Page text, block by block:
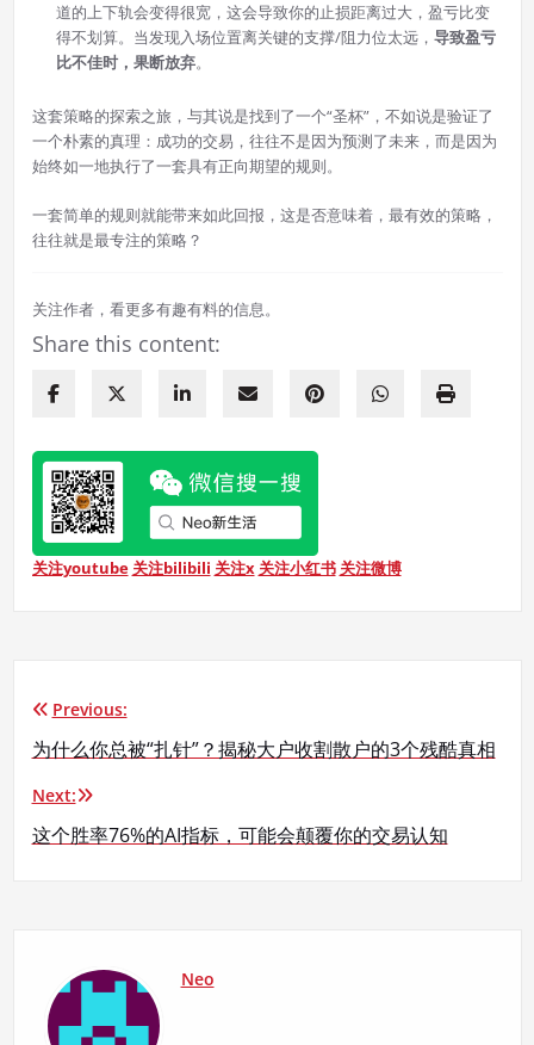
道的上下轨会变得很宽，这会导致你的止损距离过大，盈亏比变
得不划算。当发现入场位置离关键的支撑/阻力位太远， 导致盈亏
比不佳时，果断放弃。
这套策略的探索之旅，与其说是找到了一个“圣杯”，不如说是验证了
一个朴素的真理：成功的交易，往往不是因为预测了未来，而是因为
始终如一地执行了一套具有正向期望的规则。
一套简单的规则就能带来如此回报，这是否意味着，最有效的策略，
往往就是最专注的策略？
关注作者，看更多有趣有料的信息。
Share this content:
关注youtube 关注bilibili 关注x 关注小红书 关注微博
文
章
导
Previous:
为什么你总被“扎针”？揭秘大户收割散户的3个残酷真相
Next:
这个胜率76%的AI指标，可能会颠覆你的交易认知
Neo